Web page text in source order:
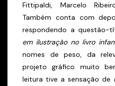
Fittipaldi, Marcelo
Também conta com
respondendo a questão-
em ilustração no livro
nomes de peso, da
projeto gráfico muito
leitura tive a sensação de